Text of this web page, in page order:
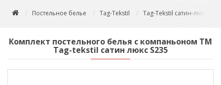
Постельное белье Tag-Tekstil Tag-Tekstil сатин-люкс
Комплект постельного белья с компаньоном TM
Tag-tekstil сатин люкс S235